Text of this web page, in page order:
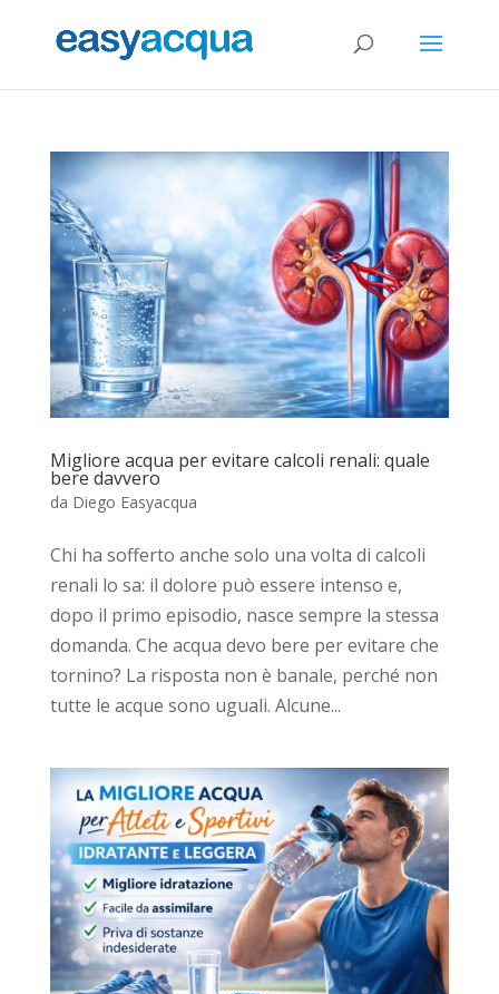
Migliore acqua per evitare calcoli renali: quale
bere davvero
da Diego Easyacqua
Chi ha sofferto anche solo una volta di calcoli
renali lo sa: il dolore può essere intenso e,
dopo il primo episodio, nasce sempre la stessa
domanda. Che acqua devo bere per evitare che
tornino? La risposta non è banale, perché non
tutte le acque sono uguali. Alcune...